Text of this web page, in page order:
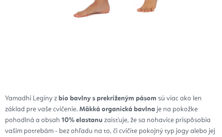
Yamadhi Legíny z bio bavlny s prekríženým pásom sú viac ako len
základ pre vaše cvičenie. Mäkká organická bavlna je na pokožke
pohodlná a obsah 10% elastanu zaisťuje, že sa nohavice prispôsobia
vašim potrebám - bez ohľadu na to, či cvičíte pokojný typ jogy alebo jej